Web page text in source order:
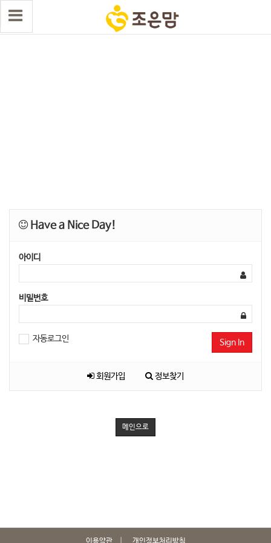
Have a Nice Day!
아이디
비밀번호
자동로그인 Sign In
회원가입 정보찾기
메인으로
이용약관 개인정보처리방침